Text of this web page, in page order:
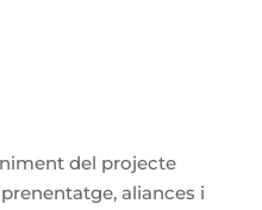
del projecte
aliances i